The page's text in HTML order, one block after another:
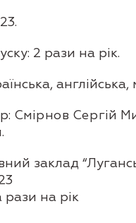
2 рази на рік.
Смірнов Сергій
заклад
рази на рік